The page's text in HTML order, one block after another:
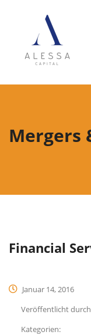
Mergers
Financial
Januar 14, 2016
Veröffentlicht
Kategorien: